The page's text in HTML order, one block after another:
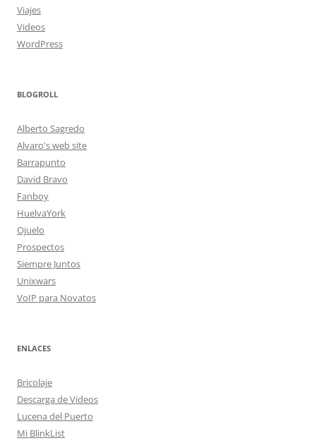
Viajes
Videos
WordPress
BLOGROLL
Alberto Sagredo
Alvaro's web site
Barrapunto
David Bravo
Fanboy
HuelvaYork
Ojuelo
Prospectos
Siempre Juntos
Unixwars
VoIP para Novatos
ENLACES
Bricolaje
Descarga de Videos
Lucena del Puerto
Mi BlinkList